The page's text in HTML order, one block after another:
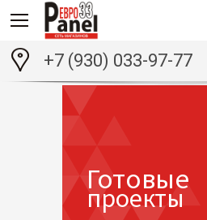
+7 (930) 033-97-77
Готовые
проекты